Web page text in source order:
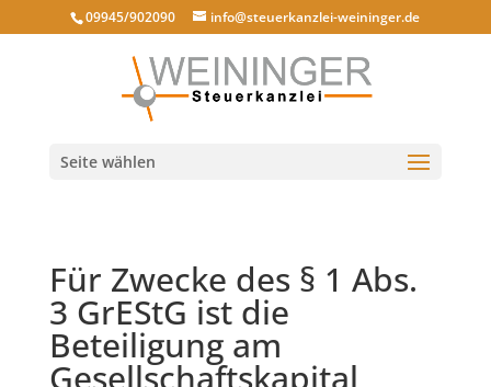
09945/902090 info@steuerkanzlei-weininger.de
Seite wählen
Für Zwecke des § 1 Abs.
3 GrEStG ist die
Beteiligung am
Gesellschaftskapital